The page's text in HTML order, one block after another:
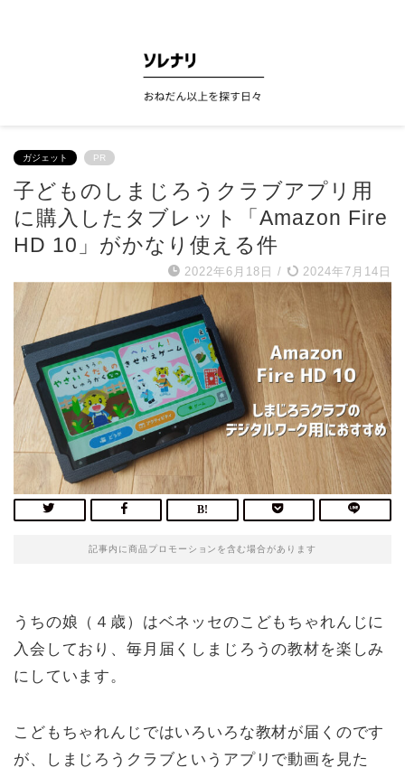
ガジェット PR
子どものしまじろうクラブアプリ用
に購入したタブレット「Amazon Fire
HD 10」がかなり使える件
2022年6月18日 / 2024年7月14日
記事内に商品プロモーションを含む場合があります
うちの娘（４歳）はベネッセのこどもちゃれんじに
入会しており、毎月届くしまじろうの教材を楽しみ
にしています。
こどもちゃれんじではいろいろな教材が届くのです
が、しまじろうクラブというアプリで動画を見た